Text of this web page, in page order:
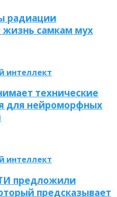
радиации
жизнь самкам мух
интеллект
технические
для нейроморфных
интеллект
предложили
предсказывает